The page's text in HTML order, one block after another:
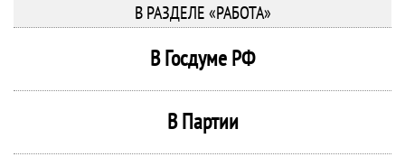
В РАЗДЕЛЕ «РАБОТА»
В Госдуме РФ
В Партии